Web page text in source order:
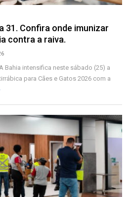
31. Confira onde imunizar
contra a raiva.
Bahia intensifica neste sábado (25) a
para Cães e Gatos 2026 com a